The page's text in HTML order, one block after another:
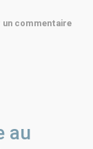
un commentaire
au